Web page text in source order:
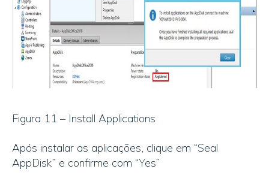
Figura 11 – Install Applications
Após instalar as aplicações, clique em “Seal
AppDisk” e confirme com “Yes”